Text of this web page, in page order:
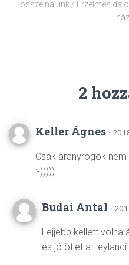
össze nálunk / Érzelmes
2
Keller Ágnes ·
Csak aranyrögök nem
:-)))))
Budai Antal ·
Lejjebb kellett volna
és jó ötlet a